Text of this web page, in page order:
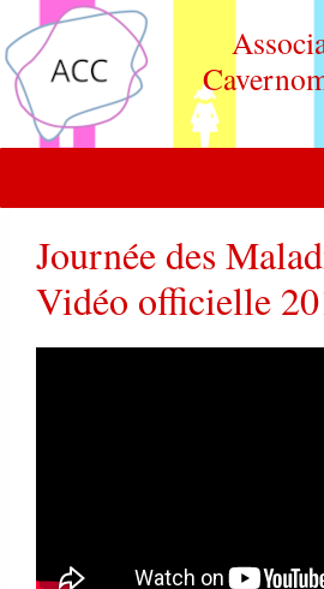
FAIRE UN DON
Journée des
Vidéo officielle